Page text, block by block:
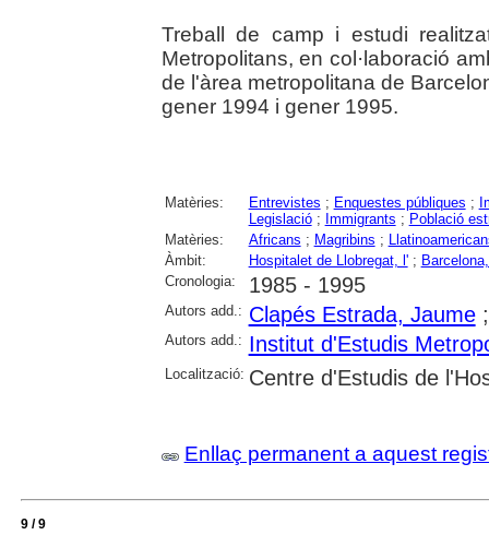
Treball de camp i estudi
Metropolitans, en col·laboració
de l'àrea metropolitana de
gener 1994 i gener 1995.
Matèries: Entrevistes ; Enquestes públiques ;
Legislació; Immigrants ; Població
Matèries:
Africans ; Magribins ;
Àmbit:
Hospitalet de Llobregat, l';
Cronologia:
1985 - 1995
Autors add.: Clapés Estrada, Jaume
Autors add.: Institut d'Estudis
Localització: Centre d'Estudis de
Enllaç permanent a aquest
9 / 9